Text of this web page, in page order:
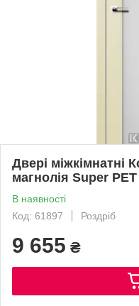
Двері міжкімнатні
магнолія Super PET
В наявності
Код: 61897
Роздріб
9 655 ₴